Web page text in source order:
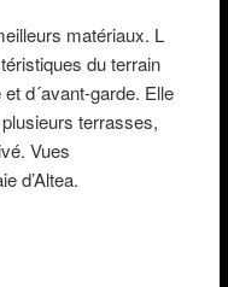
matériaux. L
du terrain
d´avant-garde. Elle
terrasses,
Vues
d’Altea.